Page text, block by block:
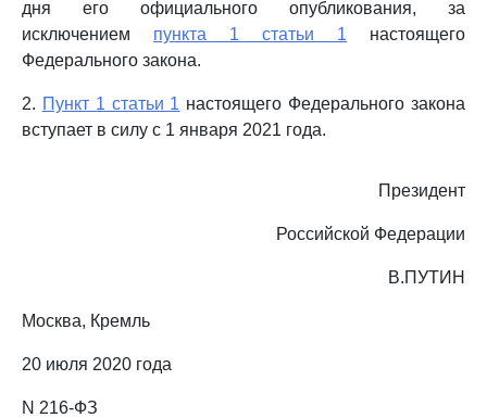
дня его официального опубликования, за
исключением пункта 1 статьи 1 настоящего
Федерального закона.
2. Пункт 1 статьи 1 настоящего Федерального закона
вступает в силу с 1 января 2021 года.
Президент
Российской Федерации
В.ПУТИН
Москва, Кремль
20 июля 2020 года
N 216-ФЗ